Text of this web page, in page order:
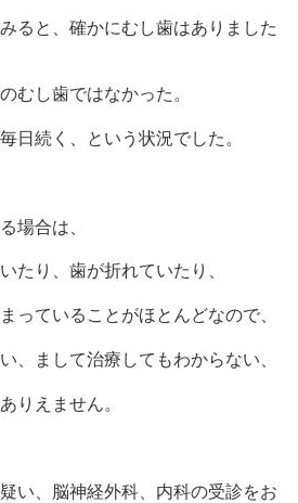
ると、確かにむし歯はありました
むし歯ではなかった。
日続く、という状況でした。
場合は、
たり、歯が折れていたり、
っていることがほとんどなので、
、まして治療してもわからない、
りえません。
い、脳神経外科、内科の受診をお